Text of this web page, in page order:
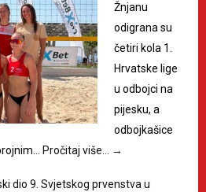
Žnjanu
odigrana su
četiri kola 1.
Hrvatske lige
u odbojci na
pijesku, a
odbojkašice
Pročitaj više… →
dio 9. Svjetskog prvenstva u